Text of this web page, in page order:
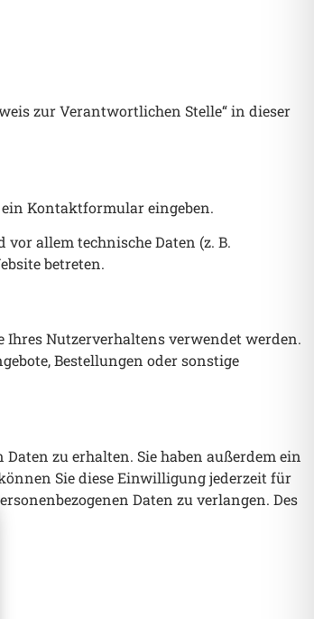
zur Verantwortlichen Stelle“ in dieser
ein Kontaktformular eingeben.
allem technische Daten (z. B.
betreten.
Nutzerverhaltens verwendet werden.
Bestellungen oder sonstige
zu erhalten. Sie haben außerdem ein
Sie diese Einwilligung jederzeit für
Daten zu verlangen. Des